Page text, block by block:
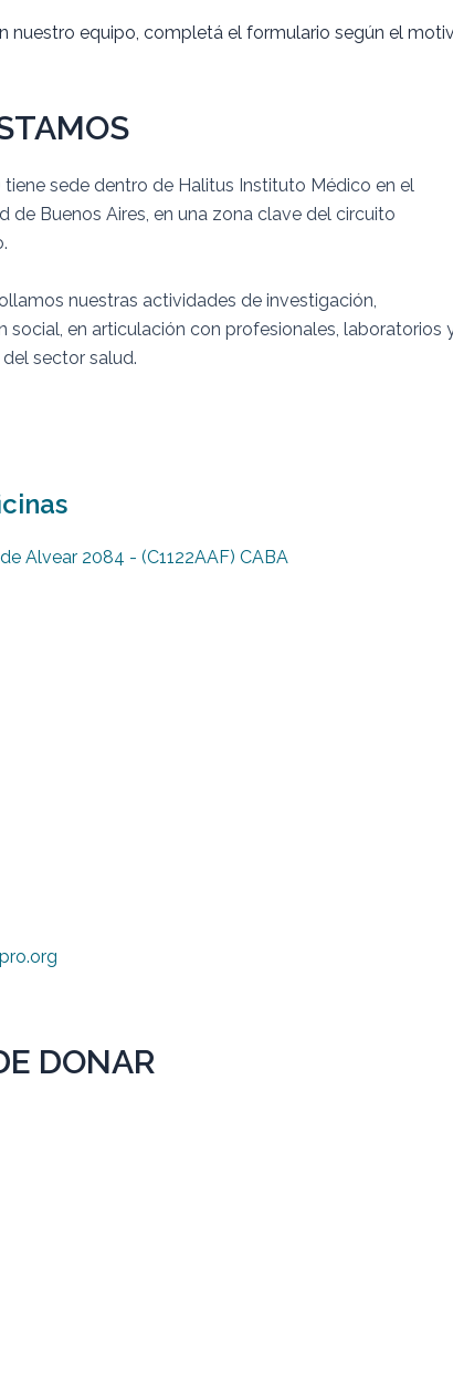
nuestro equipo, completá el formulario según el
tiene sede dentro de Halitus Instituto Médico en el
de Buenos Aires, en una zona clave del circuito
nuestras actividades de investigación,
social, en articulación con profesionales, laboratorios
sector salud.
Alvear 2084 - (C1122AAF) CABA
DONAR